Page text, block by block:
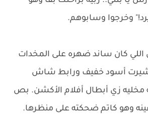
وخرجوا وسابوهم.
اللي كان ساند ضهره على المخدات
أسود خفيف ورابط شاش
مخليه زي أبطال أفلام الأكشن. بص
وهو كاتم ضحكته على منظرها.